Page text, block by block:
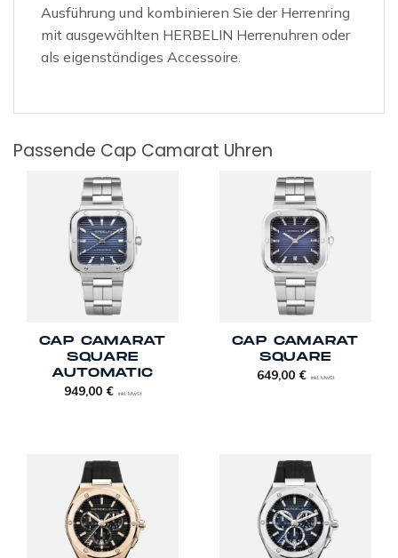
Ausführung und kombinieren Sie der Herrenring
mit ausgewählten HERBELIN Herrenuhren oder
als eigenständiges Accessoire.
Passende Cap Camarat Uhren
CAP CAMARAT
SQUARE
AUTOMATIC
949,00 € inkl. MwSt
CAP CAMARAT
SQUARE
649,00 € inkl. MwSt